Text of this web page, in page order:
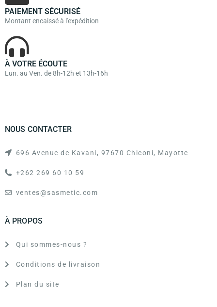
PAIEMENT SÉCURISÉ
Montant encaissé à l'expédition
À VOTRE ÉCOUTE
Lun. au Ven. de 8h-12h et 13h-16h
NOUS CONTACTER
696 Avenue de Kavani, 97670 Chiconi, Mayotte
+262 269 60 10 59
ventes@sasmetic.com
À PROPOS
Qui sommes-nous ?
Conditions de livraison
Plan du site